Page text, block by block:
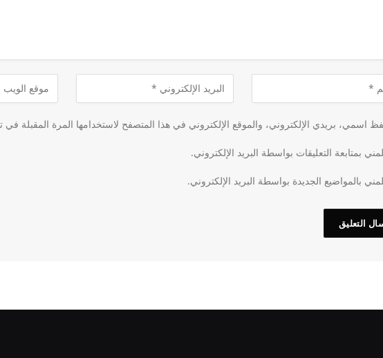
اسمي، بريدي الإلكتروني، والموقع الإلكتروني في هذا المتصفح لاستخدامها المرة المقبلة في
بمتابعة التعليقات بواسطة البريد الإلكتروني.
بالمواضيع الجديدة بواسطة البريد الإلكتروني.